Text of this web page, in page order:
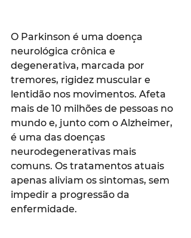
O Parkinson é uma doença
neurológica crônica e
degenerativa, marcada por
tremores, rigidez muscular e
lentidão nos movimentos. Afeta
mais de 10 milhões de pessoas no
mundo e, junto com o Alzheimer,
é uma das doenças
neurodegenerativas mais
comuns. Os tratamentos atuais
apenas aliviam os sintomas, sem
impedir a progressão da
enfermidade.